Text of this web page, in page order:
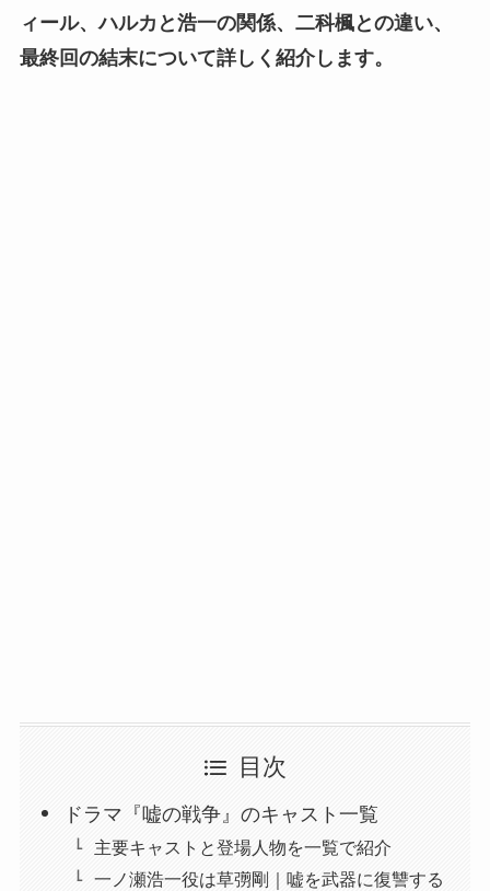
ィール、ハルカと浩一の関係、二科楓との違い、
最終回の結末について詳しく紹介します。
目次
ドラマ『嘘の戦争』のキャスト一覧
主要キャストと登場人物を一覧で紹介
一ノ瀬浩一役は草彅剛｜嘘を武器に復讐する